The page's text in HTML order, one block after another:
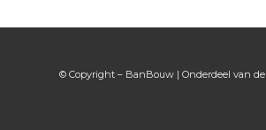
© Copyright – BanBouw | Onderdeel van de